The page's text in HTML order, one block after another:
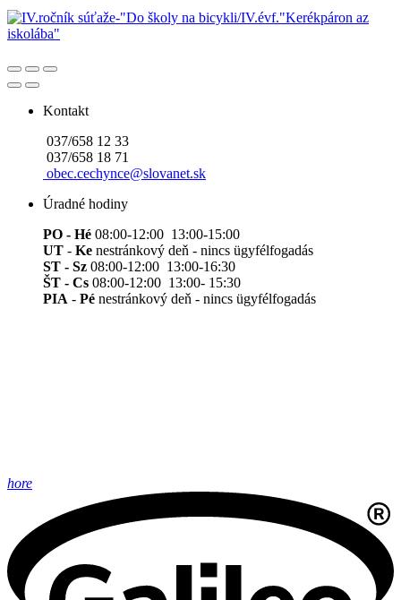
Kontakt
037/658 12 33
037/658 18 71
obec.cechynce@slovanet.sk
Úradné hodiny
PO - Hé 08:00-12:00 13:00-15:00
UT - Ke nestránkový deň - nincs ügyfélfogadás
ST - Sz 08:00-12:00 13:00-16:30
ŠT - Cs 08:00-12:00 13:00- 15:30
PIA - Pé nestránkový deň - nincs ügyfélfogadás
hore